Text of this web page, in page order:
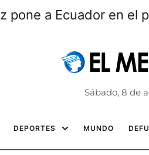
pone a Ecuador en el
Sábado, 8 de
DEPORTES MUNDO